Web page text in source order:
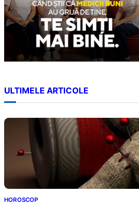
ULTIMELE ARTICOLE
HOROSCOP